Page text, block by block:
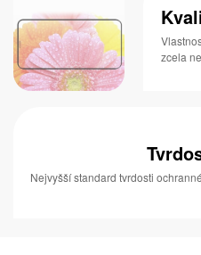
zcela
Nejvyšší standard tvrdosti